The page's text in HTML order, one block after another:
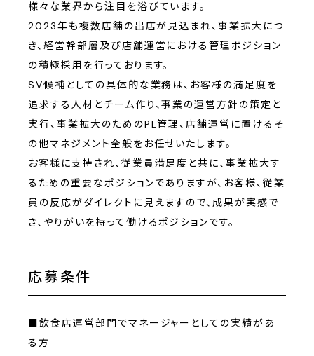
様々な業界から注目を浴びています。
2023年も複数店舗の出店が見込まれ、事業拡大につ
き、経営幹部層及び店舗運営における管理ポジション
の積極採用を行っております。
SV候補としての具体的な業務は、お客様の満足度を
追求する人材とチーム作り、事業の運営方針の策定と
実行、事業拡大のためのPL管理、店舗運営に置けるそ
の他マネジメント全般をお任せいたします。
お客様に支持され、従業員満足度と共に、事業拡大す
るための重要なポジションでありますが、お客様、従業
員の反応がダイレクトに見えますので、成果が実感で
き、やりがいを持って働けるポジションです。
応募条件
■飲食店運営部門でマネージャーとしての実績があ
る方